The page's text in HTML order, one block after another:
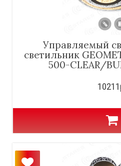
Управляемый
светильник
500-CLEAR/